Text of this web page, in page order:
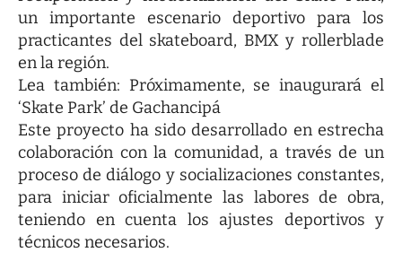
un importante escenario deportivo para los
practicantes del skateboard, BMX y rollerblade
en la región.
Lea también: Próximamente, se inaugurará el
‘Skate Park’ de Gachancipá
Este proyecto ha sido desarrollado en estrecha
colaboración con la comunidad, a través de un
proceso de diálogo y socializaciones constantes,
para iniciar oficialmente las labores de obra,
teniendo en cuenta los ajustes deportivos y
técnicos necesarios.